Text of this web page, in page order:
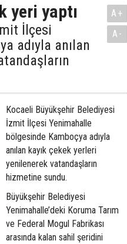
yeri yaptı
İlçesi
adıyla anılan
A+
A-
Kocaeli Büyükşehir Belediyesi
İzmit İlçesi Yenimahalle
bölgesinde Kamboçya adıyla
anılan kayık çekek yerleri
yenilenerek vatandaşların
hizmetine sundu.
Büyükşehir Belediyesi
Yenimahalle’deki Koruma Tarım
ve Federal Mogul Fabrikası
arasında kalan sahil şeridini